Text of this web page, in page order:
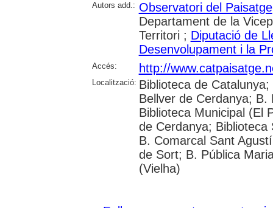
Autors add.: Observatori del Paisatge
Departament de la
Territori ; Diputació de
Desenvolupament i la
Accés: http://
Localització: Biblioteca de
Bellver de Cerdanya;
Biblioteca Municipal (El
de Cerdanya;
B. Comarcal Sant
de Sort; B. Pública
(Vielha)